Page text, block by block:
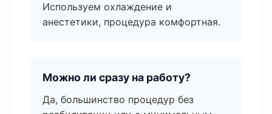
Используем охлаждение и
анестетики, процедура комфортная.
Можно ли сразу на работу?
Да, большинство процедур без